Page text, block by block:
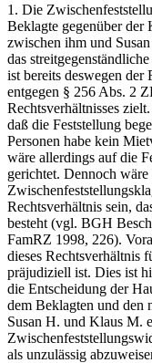
1. Die
Beklagte gegenüber der
zwischen ihm und
das
ist bereits deswegen
entgegen § 256 Abs. 2
Rechtsverhältnisses
daß die Feststellung
Personen habe kein
wäre allerdings auf die
gerichtet. Dennoch
Rechtsverhältnis sein,
besteht (vgl. BGH
FamRZ 1998, 226).
dieses Rechtsverhältnis
präjudiziell ist. Dies ist
die Entscheidung der
dem Beklagten und den
Susan H. und Klaus M.
als unzulässig